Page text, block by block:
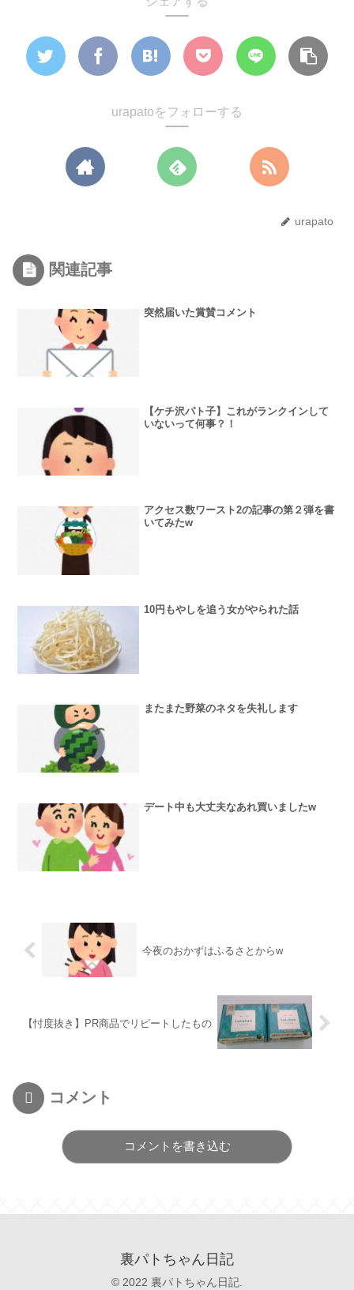
urapatoをフォローする
urapato
関連記事
突然届いた賞賛コメント
【ケチ沢パト子】これがランクインして
いないって何事？！
アクセス数ワースト2の記事の第２弾を書
いてみたw
10円もやしを追う女がやられた話
またまた野菜のネタを失礼します
デート中も大丈夫なあれ買いましたw
今夜のおかずはふるさとからw
【忖度抜き】PR商品でリピートしたもの
コメント
コメントを書き込む
裏パトちゃん日記
© 2022 裏パトちゃん日記.